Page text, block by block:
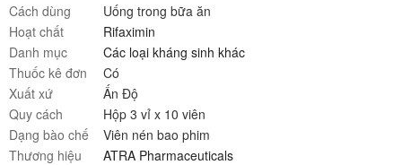
Cách dùng
Uống trong bữa ăn
Hoạt chất
Rifaximin
Danh mục
Các loại kháng sinh khác
Thuốc kê đơn
Có
Xuất xứ
Ấn Độ
Quy cách
Hộp 3 vỉ x 10 viên
Dạng bào chế
Viên nén bao phim
Thương hiệu
ATRA Pharmaceuticals